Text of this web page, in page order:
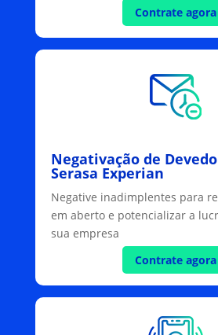
Contrate agora
Negativação de
Serasa Experian
Negative inadimplentes para
em aberto e potencializar a
sua empresa
Contrate agora